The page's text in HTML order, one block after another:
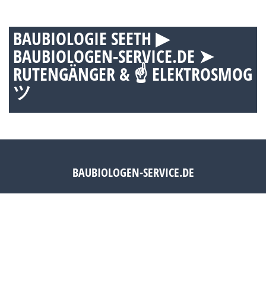
BAUBIOLOGIE SEETH ▶︎
BAUBIOLOGEN-SERVICE.DE ➤
RUTENGÄNGER & ☝ ELEKTROSMOG
ツ
BAUBIOLOGEN-SERVICE.DE